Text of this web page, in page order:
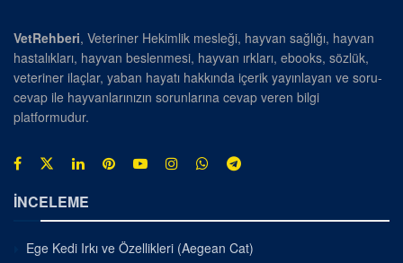
VetRehberi, Veteriner Hekimlik mesleği, hayvan sağlığı, hayvan
hastalıkları, hayvan beslenmesi, hayvan ırkları, ebooks, sözlük,
veteriner ilaçlar, yaban hayatı hakkında içerik yayınlayan ve soru-
cevap ile hayvanlarınızın sorunlarına cevap veren bilgi
platformudur.
İNCELEME
Ege Kedi Irkı ve Özellikleri (Aegean Cat)